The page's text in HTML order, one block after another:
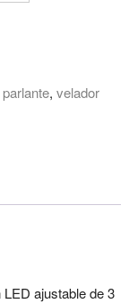
parlante, velador
ajustable de 3